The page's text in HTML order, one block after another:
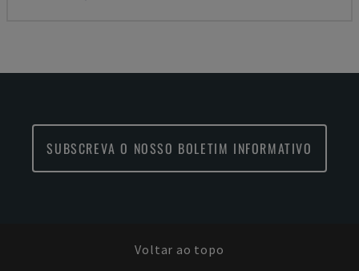
SUBSCREVA O NOSSO BOLETIM INFORMATIVO
Voltar ao topo